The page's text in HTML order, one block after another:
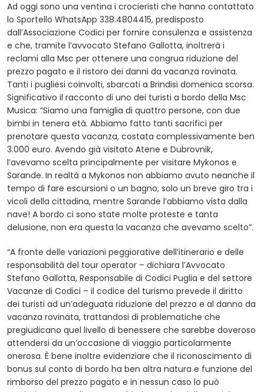
Ad oggi sono una ventina i crocieristi che hanno contattato
lo Sportello WhatsApp 338.4804415, predisposto
dall’Associazione Codici per fornire consulenza e assistenza
e che, tramite l’avvocato Stefano Gallotta, inoltrerà i
reclami alla Msc per ottenere una congrua riduzione del
prezzo pagato e il ristoro dei danni da vacanza rovinata.
Tanti i pugliesi coinvolti, sbarcati a Brindisi domenica scorsa.
Significativo il racconto di uno dei turisti a bordo della Msc
Musica: “Siamo una famiglia di quattro persone, con due
bimbi in tenera età. Abbiamo fatto tanti sacrifici per
prenotare questa vacanza, costata complessivamente ben
3.000 euro. Avendo già visitato Atene e Dubrovnik,
l’avevamo scelta principalmente per visitare Mykonos e
Sarande. In realtà a Mykonos non abbiamo avuto neanche il
tempo di fare escursioni o un bagno, solo un breve giro tra i
vicoli della cittadina, mentre Sarande l’abbiamo vista dalla
nave! A bordo ci sono state molte proteste e tanta
delusione, non era questa la vacanza che avevamo scelto”.
“A fronte delle variazioni peggiorative dell’itinerario e delle
responsabilità del tour operator – dichiara l’Avvocato
Stefano Gallotta, Responsabile di Codici Puglia e del settore
Vacanze di Codici – il codice del turismo prevede il diritto
dei turisti ad un’adeguata riduzione del prezzo e al danno da
vacanza rovinata, trattandosi di problematiche che
pregiudicano quel livello di benessere che sarebbe doveroso
attendersi da un’occasione di viaggio particolarmente
onerosa. È bene inoltre evidenziare che il riconoscimento di
bonus sul conto di bordo ha ben altra natura e funzione del
rimborso del prezzo pagato e in nessun caso lo può